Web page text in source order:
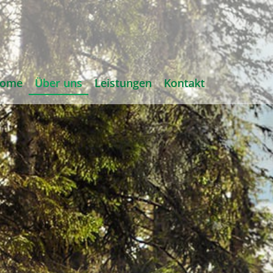
Über uns Leistungen Kontakt